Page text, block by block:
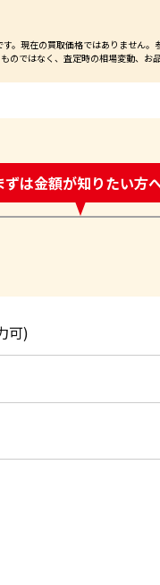
現在の買取価格ではありません
ではなく、査定時の相場変動、お
ずは金額が知りたい方
受付中!問い合わせフ
可)